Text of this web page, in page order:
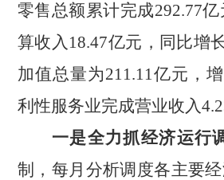
零售总额累计完成292.77
算收入18.47亿元，同比增长
加值总量为211.11亿元，
利性服务业完成营业收入
一是全力抓经济运行
制，每月分析调度各主要